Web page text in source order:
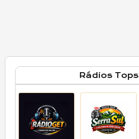
Rádios Tops